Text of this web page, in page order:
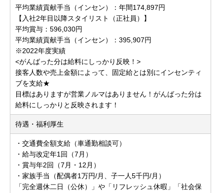
平均業績貢献手当（インセン）：年間174,897円
【入社2年目以降スタイリスト（正社員）】
平均賞与：596,030円
平均業績貢献手当（インセン）：395,907円
※2022年度実績
<がんばった分は給料にしっかり反映！>
接客人数や売上金額によって、固定給とは別にインセンティ
ブを支給★
目標はありますが営業ノルマはありません！がんばった分は
給料にしっかりと反映されます！
待遇・福利厚生
・交通費全額支給（車通勤相談可）
・給与改定年1回（7月）
・賞与年2回（7月・12月）
・家族手当（配偶者1万円/月、子一人5千円/月）
「完全週休二日（公休）」や「リフレッシュ休暇」「社会保